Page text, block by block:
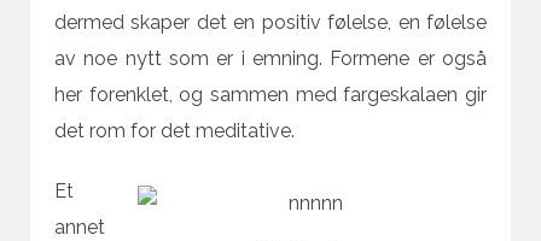
dermed skaper det en positiv følelse, en følelse
av noe nytt som er i emning. Formene er også
her forenklet, og sammen med fargeskalaen gir
det rom for det meditative.
Et
annet